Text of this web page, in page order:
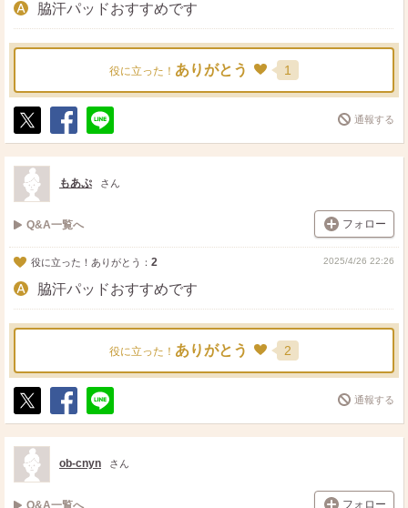
脇汗パッドおすすめです
役に立った！ ありがとう 1
ポ
ス
ト
シ
ェ
送
る
通報する
もあぷ さん
Q&A一覧へ フォロー
役に立った！ありがとう： 2 2025/4/26 22:26
脇汗パッドおすすめです
役に立った！ ありがとう 2
ポ
ス
ト
シ
ェ
送
る
通報する
ob-cnyn さん
Q&A一覧へ フォロー